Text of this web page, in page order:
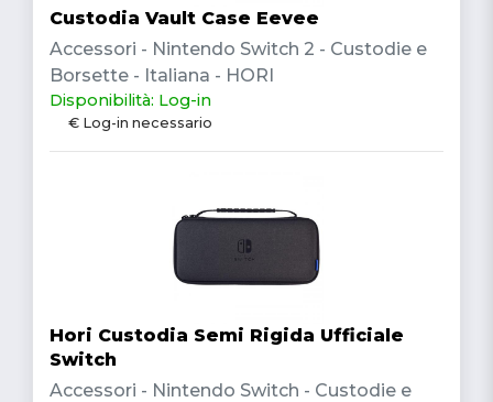
Custodia Vault Case Eevee
Accessori - Nintendo Switch 2 - Custodie e
Borsette - Italiana - HORI
Disponibilità: Log-in
€ Log-in necessario
Hori Custodia Semi Rigida Ufficiale
Switch
Accessori - Nintendo Switch - Custodie e